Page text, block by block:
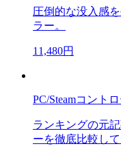
圧倒的な没入感
ラー。
11,480円
PC/Steamコント
ランキングの元
ーを徹底比較し